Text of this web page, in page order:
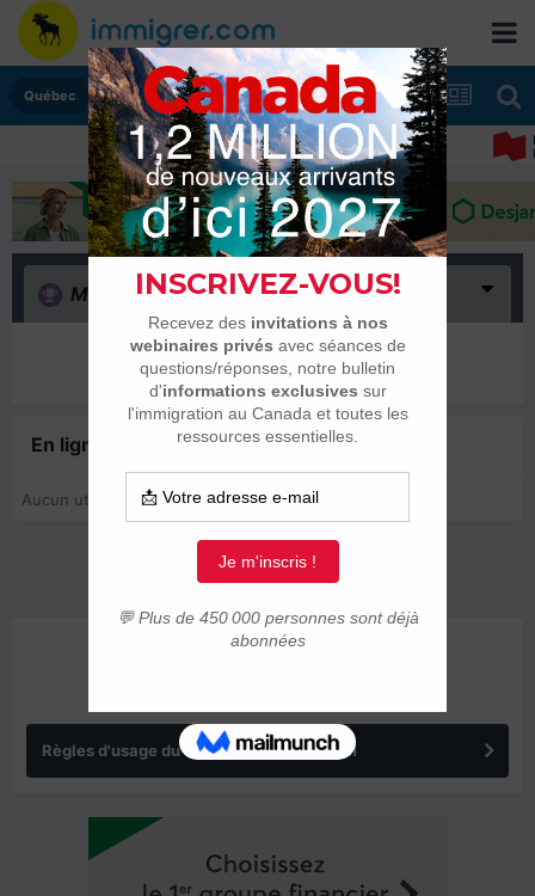
Québec
Merci (0)
Il n’y a encore rien ici
En ligne récemment0 membre est en ligne
Aucun utilisateur enregistré regarde cette page.
Règles d'usage du forum IMMIGRER.COM